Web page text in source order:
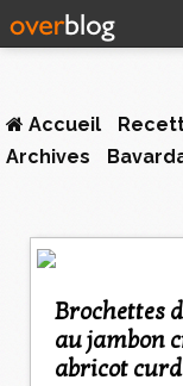
Accueil
Archives
Brochettes d'abricots
au jambon
abricot curd